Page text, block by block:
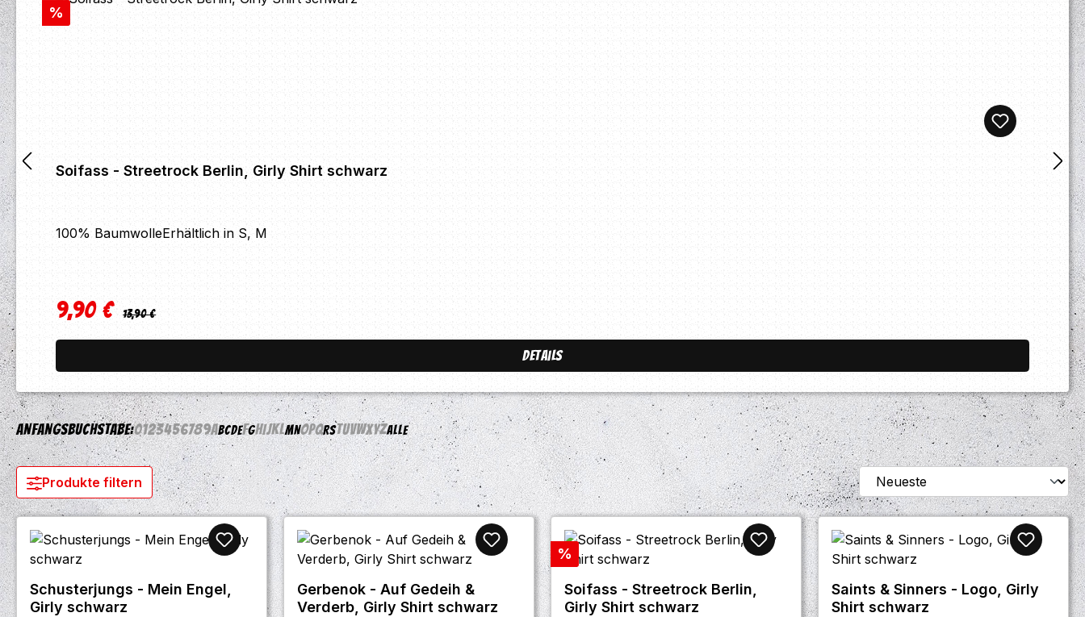
Rabatt
%
Soifass - Streetrock Berlin, Girly Shirt schwarz
100% BaumwolleErhältlich in S, M
Verkaufspreis:
9,90 € Regulärer Preis:
13,90 €
Details
Anfangsbuchstabe:0123456789ABCDEFGHIJKLMNOPQRSTUVWXYZAlle
Produkte filtern
Schusterjungs - Mein Engel,
Girly schwarz
Gerbenok - Auf Gedeih &
Verderb, Girly Shirt schwarz
Rabatt
%
Soifass - Streetrock Berlin,
Girly Shirt schwarz
Saints & Sinners - Logo, Girly
Shirt schwarz